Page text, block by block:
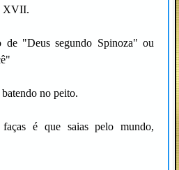
XVII.
de "Deus segundo Spinoza" ou
no peito.
é que saias pelo mundo,